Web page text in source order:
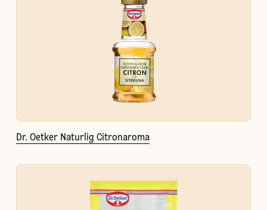
Dr. Oetker Naturlig Citronaroma